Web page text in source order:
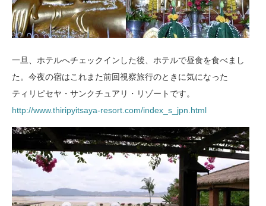
一旦、ホテルへチェックインした後、ホテルで昼食を食べまし
た。今夜の宿はこれまた前回視察旅行のときに気になった
ティリピセヤ・サンクチュアリ・リゾートです。
http://www.thiripyitsaya-resort.com/index_s_jpn.html